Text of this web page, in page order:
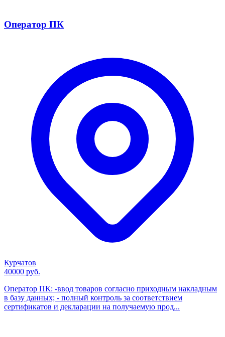
Оператор ПК
Курчатов
40000 руб.
Оператор ПК: -ввод товаров согласно приходным накладным
в базу данных; - полный контроль за соответствием
сертификатов и декларации на получаемую прод...